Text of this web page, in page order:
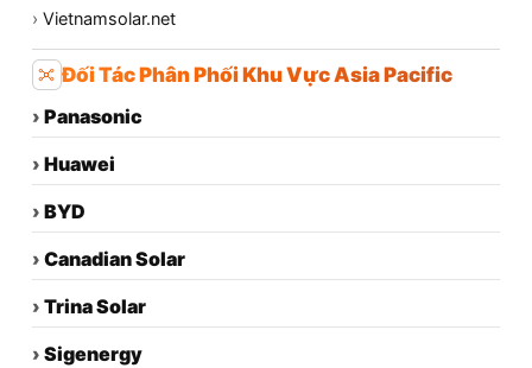
› Vietnamsolar.net
Đối Tác Phân Phối Khu Vực Asia Pacific
› Panasonic
› Huawei
› BYD
› Canadian Solar
› Trina Solar
› Sigenergy